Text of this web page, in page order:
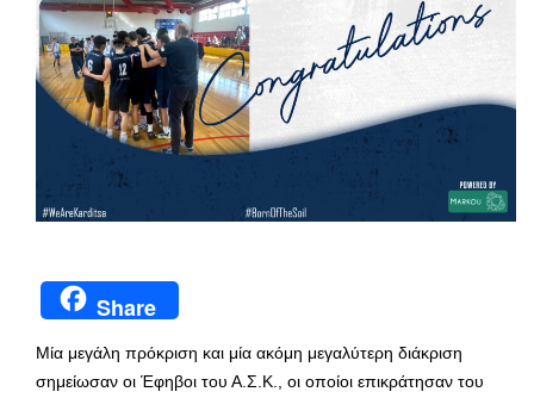
Share
Μία μεγάλη πρόκριση και μία ακόμη μεγαλύτερη διάκριση
σημείωσαν οι Έφηβοι του Α.Σ.Κ., οι οποίοι επικράτησαν του